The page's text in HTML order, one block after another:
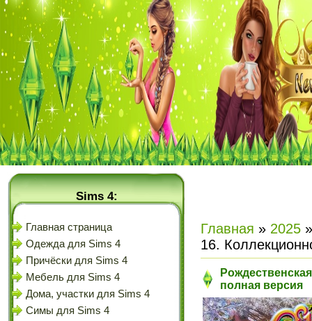
Sims 4:
Главная страница
Одежда для Sims 4
Причёски для Sims 4
Мебель для Sims 4
Дома, участки для Sims 4
Симы для Sims 4
Главная » 2025 »
16.
полная версия